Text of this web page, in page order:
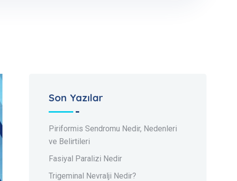
Son Yazılar
Piriformis Sendromu Nedir, Nedenleri
ve Belirtileri
Fasiyal Paralizi Nedir
Trigeminal Nevralji Nedir?